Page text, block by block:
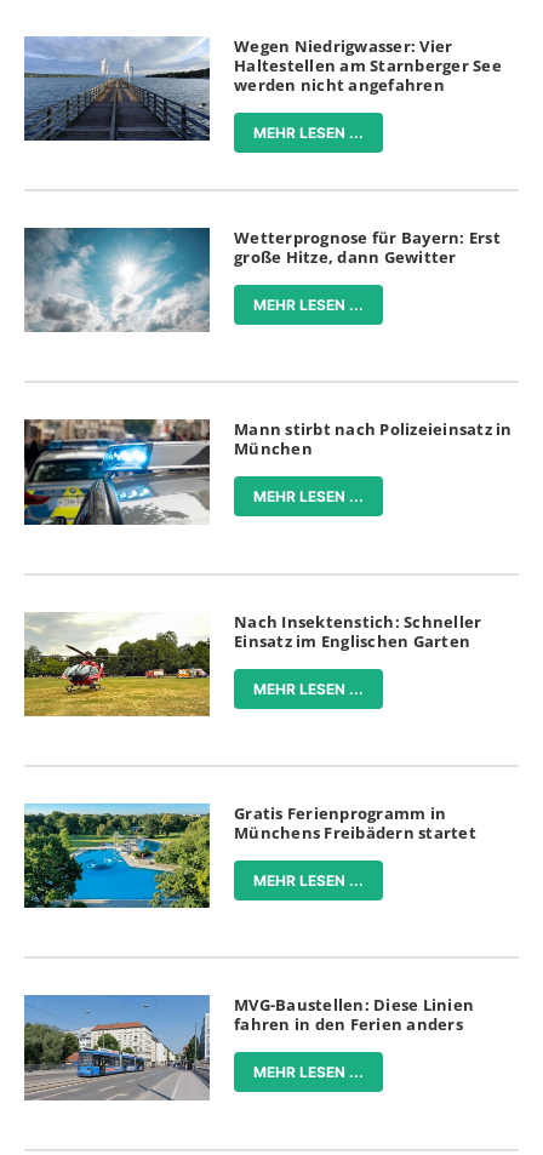
Wegen Niedrigwasser: Vier
Haltestellen am Starnberger See
werden nicht angefahren
MEHR LESEN ...
Wetterprognose für Bayern: Erst
große Hitze, dann Gewitter
MEHR LESEN ...
Mann stirbt nach Polizeieinsatz in
München
MEHR LESEN ...
Nach Insektenstich: Schneller
Einsatz im Englischen Garten
MEHR LESEN ...
Gratis Ferienprogramm in
Münchens Freibädern startet
MEHR LESEN ...
MVG-Baustellen: Diese Linien
fahren in den Ferien anders
MEHR LESEN ...